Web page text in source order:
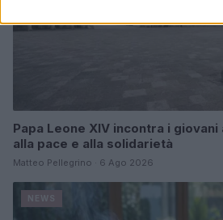
Papa Leone XIV incontra i
alla pace e alla solidarietà
Matteo Pellegrino · 6 Ago 2026